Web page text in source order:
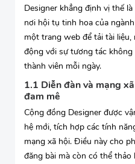
Designer khẳng định vị thế
nơi hội tụ tinh hoa của
một trang web để tải tài
động với sự tương tác
thành viên mỗi ngày.
1.1 Diễn đàn và mạng
đam mê
Cộng đồng Designer được
hệ mới, tích hợp các tính
mạng xã hội. Điều này cho
đăng bài mà còn có thể thảo